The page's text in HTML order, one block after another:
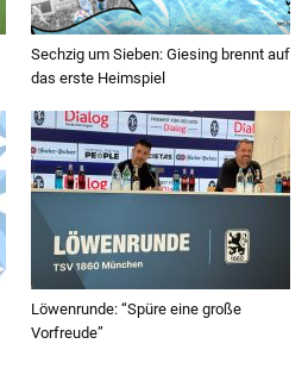
Sechzig um Sieben: Giesing brennt auf
das erste Heimspiel
Löwenrunde: “Spüre eine große
Vorfreude”